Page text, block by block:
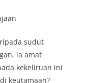
sudut
ia amat
kekeliruan ini
keutamaan?